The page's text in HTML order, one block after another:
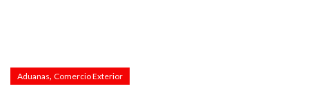
Aduanas, Comercio Exterior